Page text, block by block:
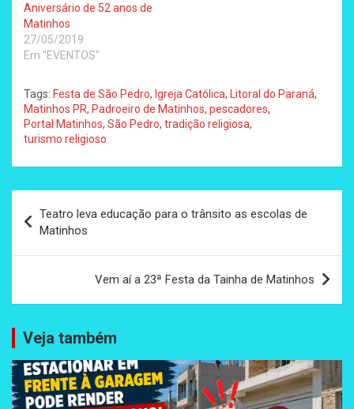
Aniversário de 52 anos de
Matinhos
27/05/2019
Em "EVENTOS"
Tags: Festa de São Pedro, Igreja Católica, Litoral do Paraná,
Matinhos PR, Padroeiro de Matinhos, pescadores,
Portal Matinhos, São Pedro, tradição religiosa,
turismo religioso
de
Post
Teatro leva educação para o trânsito as escolas de
Matinhos
Vem aí a 23ª Festa da Tainha de Matinhos
Veja também